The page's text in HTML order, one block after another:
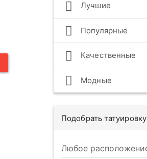
Лучшие
Популярные
Качественные
Модные
Подобрать татуировку